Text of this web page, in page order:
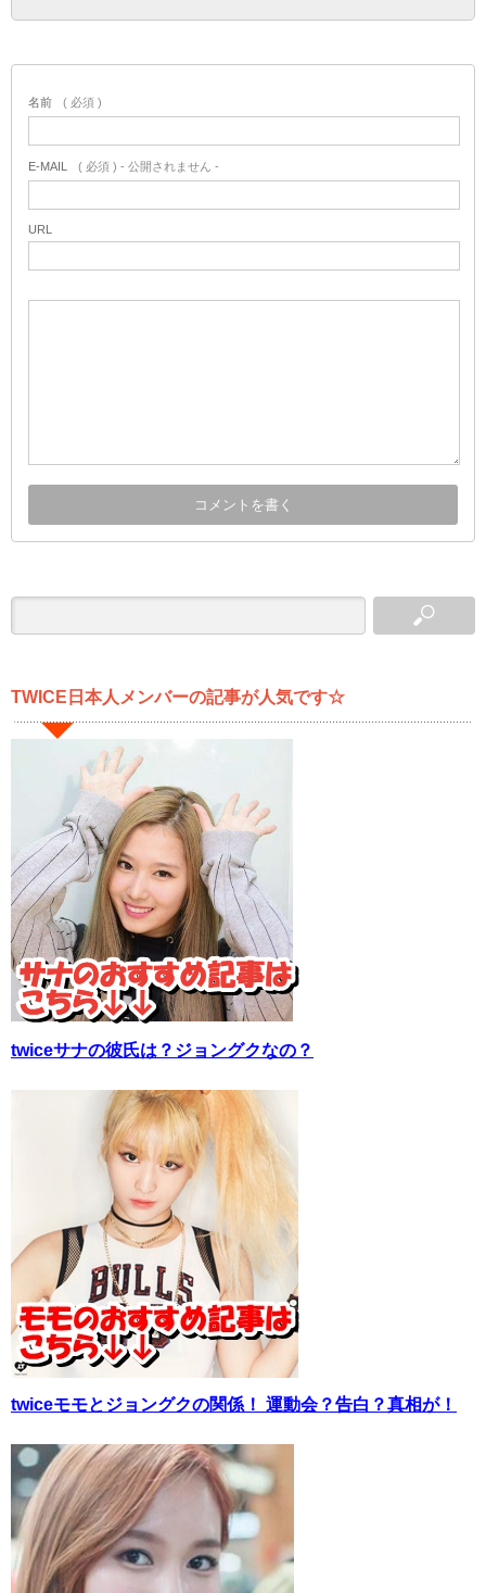
名前 ( 必須 )
E-MAIL ( 必須 ) - 公開されません -
URL
TWICE日本人メンバーの記事が人気です☆
twiceサナの彼氏は？ジョングクなの？
twiceモモとジョングクの関係！ 運動会？告白？真相が！